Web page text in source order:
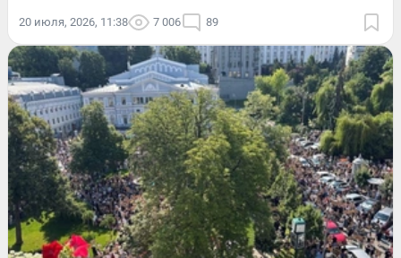
20 июля, 2026, 11:38 7 006 89